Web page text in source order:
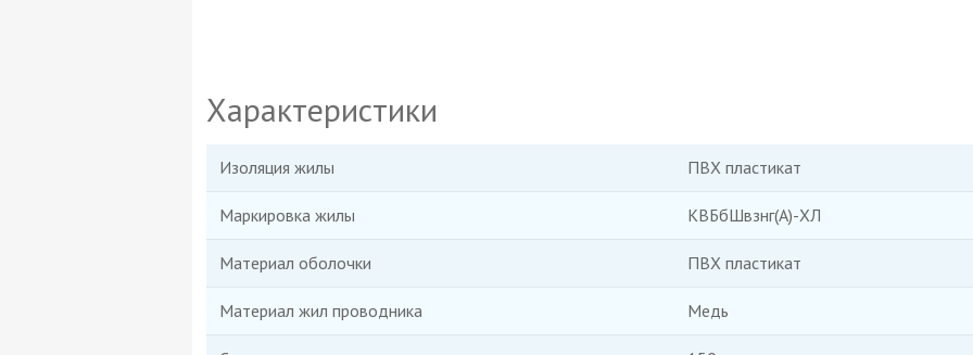
Характеристики
Изоляция жилы ПВХ пластикат
Маркировка жилы КВБбШвзнг(А)-ХЛ
Материал оболочки ПВХ пластикат
Материал жил проводника Медь